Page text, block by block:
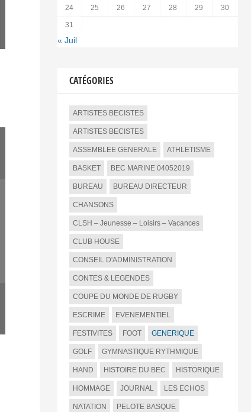
24 25 26 27 28 29 30
31
« Juil
CATÉGORIES
ARTISTES BECISTES
ARTISTES BECISTES
ASSEMBLEE GENERALE ATHLETISME
BASKET BEC MARINE 04052019
BUREAU BUREAU DIRECTEUR
CHANSONS
CLSH – Jeunesse – Loisirs – Vacances
CLUB HOUSE
CONSEIL D'ADMINISTRATION
CONTES & LEGENDES
COUPE DU MONDE DE RUGBY
ESCRIME EVENEMENTIEL
FESTIVITES FOOT GENERIQUE
GOLF GYMNASTIQUE RYTHMIQUE
HAND HISTOIRE DU BEC HISTORIQUE
HOMMAGE JOURNAL LES ECHOS
NATATION PELOTE BASQUE